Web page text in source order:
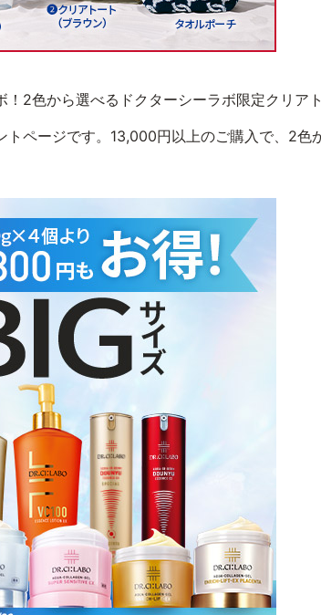
！2色から選べるドクターシーラボ限定クリア
トページです。13,000円以上のご購入で、2